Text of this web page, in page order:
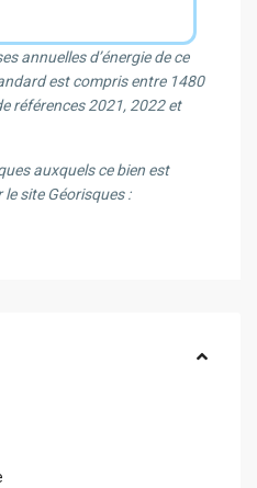
annuelles d’énergie de ce
est compris entre 1480
références 2021, 2022 et
auxquels ce bien est
site Géorisques :